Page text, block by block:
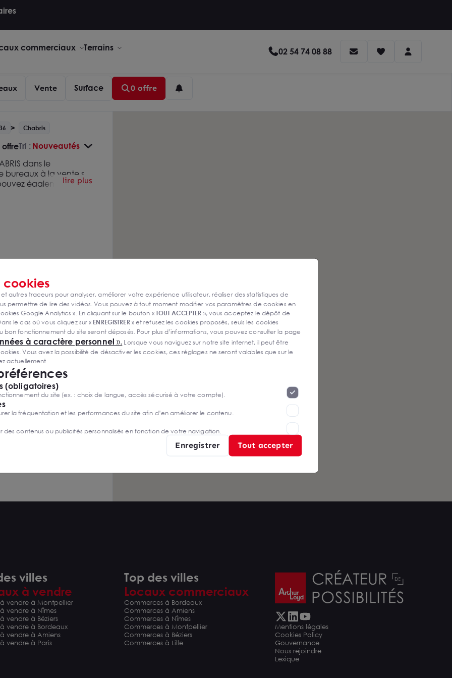
commerciaux Terrains 02 54 74 08 88
Vente Surface 0 offre
Chabris
offreTri : Nouveautés
dans le
à la vente sur
égalementlire plus
?
des offres
villes
à vendre
à vendre à Montpellier
vendre à Nîmes
vendre à Béziers
vendre à Bordeaux
vendre à Amiens
vendre à Paris
Top des villes
Locaux commerciaux
Commerces à Bordeaux
Commerces à Amiens
Commerces à Nîmes
Commerces à Montpellier
Commerces à Béziers
Commerces à Lille
Mentions légales
Cookies Policy
Gouvernance
Nous rejoindre
Lexique
cookies
et autres traceurs pour analyser, améliorer votre expérience utilisateur, réaliser des statistiques de
permettre de lire des vidéos. Vous pouvez à tout moment modifier vos paramètres de cookies en
Google Analytics ». En cliquant sur le bouton «TOUT ACCEPTER », vous acceptez le dépôt de
le cas où vous cliquez sur « ENREGISTRER» et refusez les cookies proposés, seuls les cookies
bon fonctionnement du site seront déposés. Pour plus d’informations, vous pouvez consulter la page
à caractère personnel ». Lorsque vous naviguez sur notre site internet, il peut être
Vous avez la possibilité de désactiver les cookies, ces réglages ne seront valables que sur le
actuellement
(obligatoires)
du site (ex. : choix de langue, accès sécurisé à votre compte).
la fréquentation et les performances du site afin d’en améliorer le contenu.
des contenus ou publicités personnalisés en fonction de votre navigation.
Enregistrer Tout accepter